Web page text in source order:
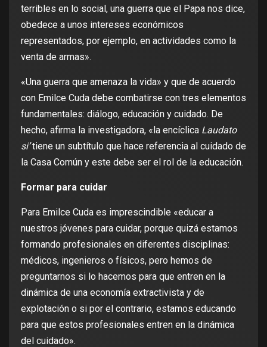
terribles en lo social, una guerra que el Papa nos dice,
obedece a unos intereses económicos
representados, por ejemplo, en actividades como la
venta de armas».
«Una guerra que amenaza la vida» y que de acuerdo
con Emilce Cuda debe combatirse con tres elementos
fundamentales: diálogo, educación y cuidado. De
hecho, afirma la investigadora, «la encíclica Laudato
si’tiene un subtítulo que hace referencia al cuidado de
la Casa Común y este debe ser el rol de la educación.
Formar para cuidar
Para Emilce Cuda es imprescindible «educar a
nuestros jóvenes para cuidar, porque quizá estamos
formando profesionales en diferentes disciplinas:
médicos, ingenieros o físicos, pero hemos de
preguntarnos si lo hacemos para que entren en la
dinámica de una economía extractivista y de
explotación o si por el contrario, estamos educando
para que estos profesionales entren en la dinámica
del cuidado».